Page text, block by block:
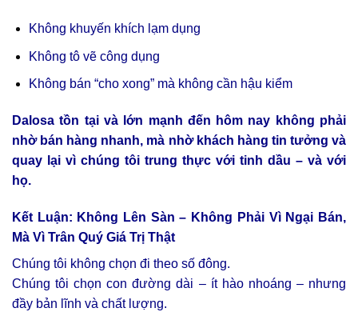
Không khuyến khích lạm dụng
Không tô vẽ công dụng
Không bán “cho xong” mà không cần hậu kiểm
Dalosa tồn tại và lớn mạnh đến hôm nay không phải
nhờ bán hàng nhanh, mà nhờ khách hàng tin tưởng và
quay lại vì chúng tôi trung thực với tinh dầu – và với
họ.
Kết Luận: Không Lên Sàn – Không Phải Vì Ngại Bán,
Mà Vì Trân Quý Giá Trị Thật
Chúng tôi không chọn đi theo số đông.
Chúng tôi chọn con đường dài – ít hào nhoáng – nhưng
đầy bản lĩnh và chất lượng.